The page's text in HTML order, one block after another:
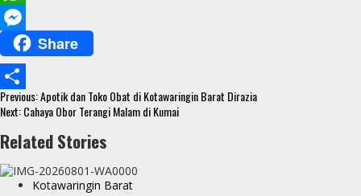
c
b
o
o
k
w
t
t
e
r
W
a
t
s
A
p
e
s
s
e
n
Share
S
a
r
Continue
Reading
Previous:Apotik dan Toko Obat di Kotawaringin Barat Dirazia
Next:Cahaya Obor Terangi Malam di Kumai
Related Stories
Kotawaringin Barat